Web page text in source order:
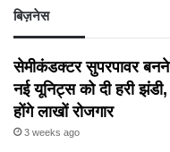
बिज़नेस
सेमीकंडक्टर सुपरपावर बनने
नई यूनिट्स को दी हरी
होंगे लाखों रोजगार
3 weeks ago